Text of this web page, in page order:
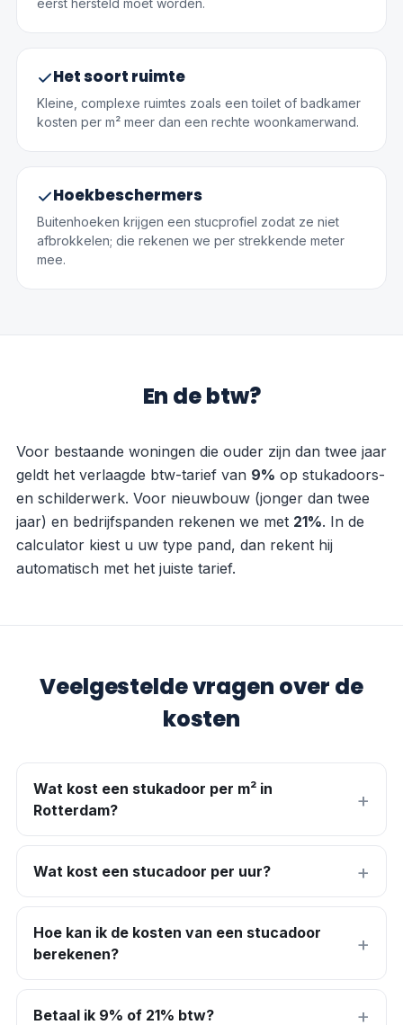
eerst hersteld moet worden.
Het soort ruimte
Kleine, complexe ruimtes zoals een toilet of badkamer
kosten per m² meer dan een rechte woonkamerwand.
Hoekbeschermers
Buitenhoeken krijgen een stucprofiel zodat ze niet
afbrokkelen; die rekenen we per strekkende meter
mee.
En de btw?
Voor bestaande woningen die ouder zijn dan twee jaar
geldt het verlaagde btw-tarief van 9% op stukadoors-
en schilderwerk. Voor nieuwbouw (jonger dan twee
jaar) en bedrijfspanden rekenen we met 21%. In de
calculator kiest u uw type pand, dan rekent hij
automatisch met het juiste tarief.
Veelgestelde vragen over de
kosten
Wat kost een stukadoor per m² in
Rotterdam?
Wat kost een stucadoor per uur?
Hoe kan ik de kosten van een stucadoor
berekenen?
Betaal ik 9% of 21% btw?